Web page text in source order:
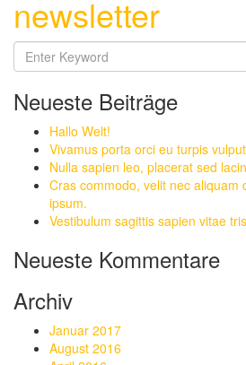
newsletter
Neueste Beiträge
Hallo Welt!
Vivamus porta orci eu turpis
Nulla sapien leo, placerat sed
Cras commodo, velit nec aliquam
ipsum.
Vestibulum sagittis sapien vitae
Neueste Kommentare
Archiv
Januar 2017
August 2016